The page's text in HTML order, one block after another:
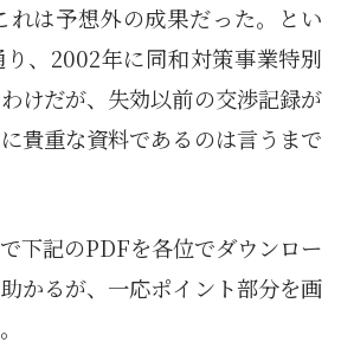
れは予想外の成果だった。とい
り、2002年に同和対策事業特別
けだが、失効以前の交渉記録が
貴重な資料であるのは言うまで
下記のPDFを各位でダウンロー
かるが、一応ポイント部分を画